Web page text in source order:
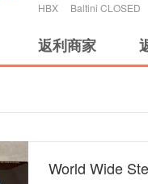
HBX Baltini CLOSED
返利商家
World Wide